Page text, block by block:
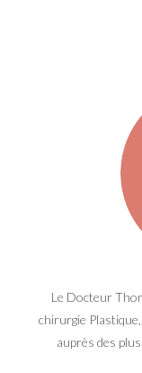
Le Docteur
chirurgie
auprès des